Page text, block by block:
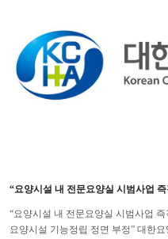
“요양시설 내 전문요양실 시범사업
“요양시설 내 전문요양실 시범사업
요양시설 기능정립 정면 부정” 대한